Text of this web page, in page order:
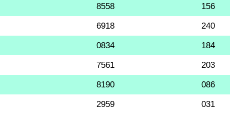
8558 156
6918 240
0834 184
7561 203
8190 086
2959 031